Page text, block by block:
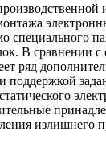
В сравнении
ряд
поддержкой
излишнего